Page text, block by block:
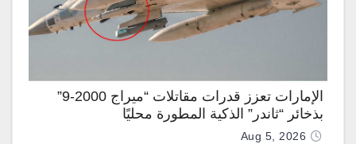
الإمارات تعزز قدرات مقاتلات “ميراج 2000-9”
بذخائر “ثاندر” الذكية المطورة محليًا
Aug 5, 2026